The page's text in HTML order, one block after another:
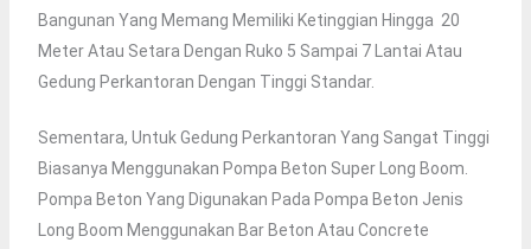
Bangunan Yang Memang Memiliki Ketinggian Hingga 20
Meter Atau Setara Dengan Ruko 5 Sampai 7 Lantai Atau
Gedung Perkantoran Dengan Tinggi Standar.
Sementara, Untuk Gedung Perkantoran Yang Sangat Tinggi
Biasanya Menggunakan Pompa Beton Super Long Boom.
Pompa Beton Yang Digunakan Pada Pompa Beton Jenis
Long Boom Menggunakan Bar Beton Atau Concrete